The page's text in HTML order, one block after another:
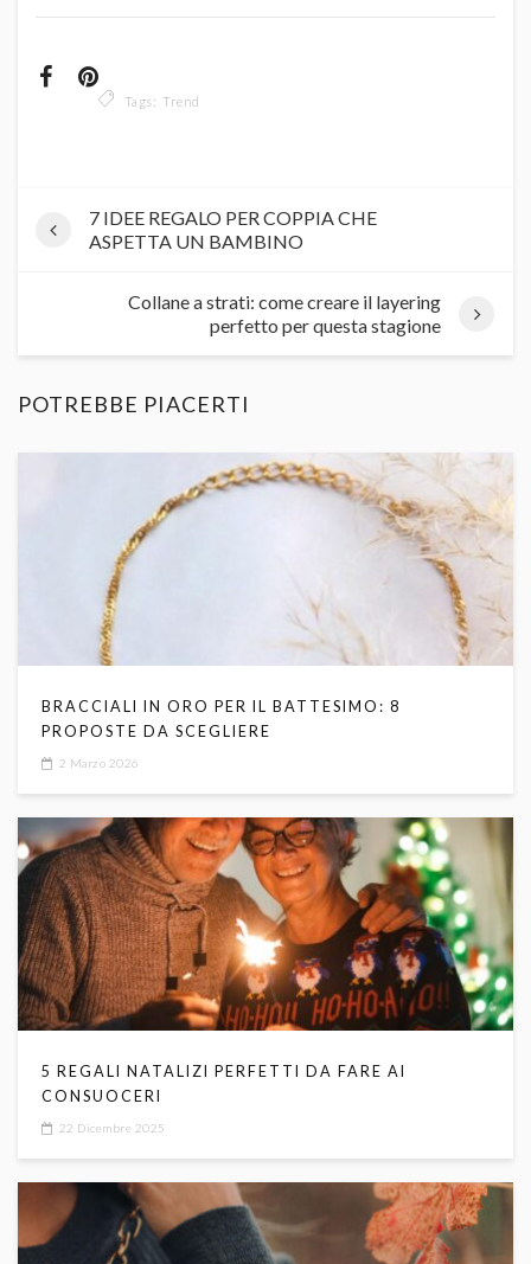
Tags: Trend
7 IDEE REGALO PER COPPIA CHE
ASPETTA UN BAMBINO
Collane a strati: come creare il layering
perfetto per questa stagione
POTREBBE PIACERTI
BRACCIALI IN ORO PER IL BATTESIMO: 8
PROPOSTE DA SCEGLIERE
2 Marzo 2026
5 REGALI NATALIZI PERFETTI DA FARE AI
CONSUOCERI
22 Dicembre 2025